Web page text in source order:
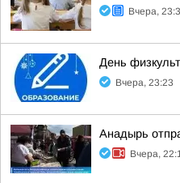
Вчера,
День
Вчера, 23:23
Анадырь
Вчера,